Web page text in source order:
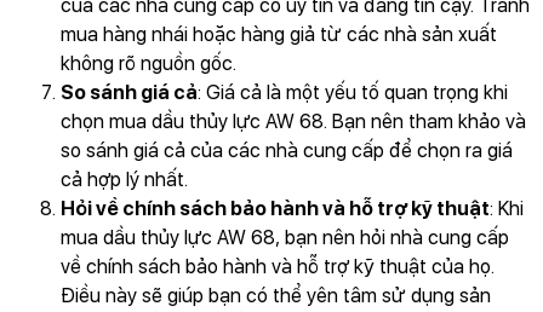
của các nhà cung cấp có uy tín và đáng tin cậy. Tránh
mua hàng nhái hoặc hàng giả từ các nhà sản xuất
không rõ nguồn gốc.
So sánh giá cả: Giá cả là một yếu tố quan trọng khi
chọn mua dầu thủy lực AW 68. Bạn nên tham khảo và
so sánh giá cả của các nhà cung cấp để chọn ra giá
cả hợp lý nhất.
Hỏi về chính sách bảo hành và hỗ trợ kỹ thuật: Khi
mua dầu thủy lực AW 68, bạn nên hỏi nhà cung cấp
về chính sách bảo hành và hỗ trợ kỹ thuật của họ.
Điều này sẽ giúp bạn có thể yên tâm sử dụng sản